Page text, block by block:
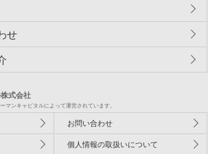
せ
式会社
マンキャピタルによって運営されています。
お問い合わせ
個人情報の取扱いについて